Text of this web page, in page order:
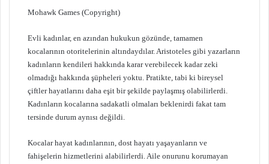
Mohawk Games (Copyright)
Evli kadınlar, en azından hukukun gözünde, tamamen
kocalarının otoritelerinin altındaydılar. Aristoteles gibi yazarların
kadınların kendileri hakkında karar verebilecek kadar zeki
olmadığı hakkında şüpheleri yoktu. Pratikte, tabi ki bireysel
çiftler hayatlarını daha eşit bir şekilde paylaşmış olabilirlerdi.
Kadınların kocalarına sadakatli olmaları beklenirdi fakat tam
tersinde durum aynısı değildi.
Kocalar hayat kadınlarının, dost hayatı yaşayanların ve
fahişelerin hizmetlerini alabilirlerdi. Aile onurunu korumayan